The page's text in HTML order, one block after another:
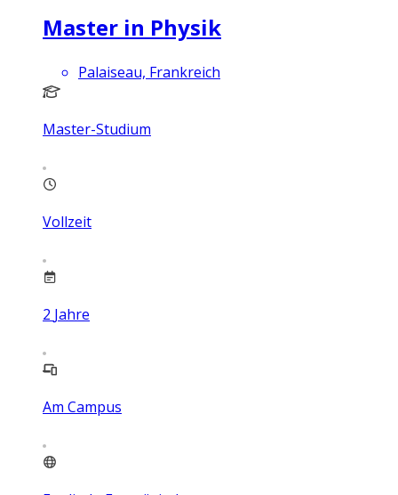
Master in Physik
Palaiseau, Frankreich
Master-Studium
Vollzeit
2 Jahre
Am Campus